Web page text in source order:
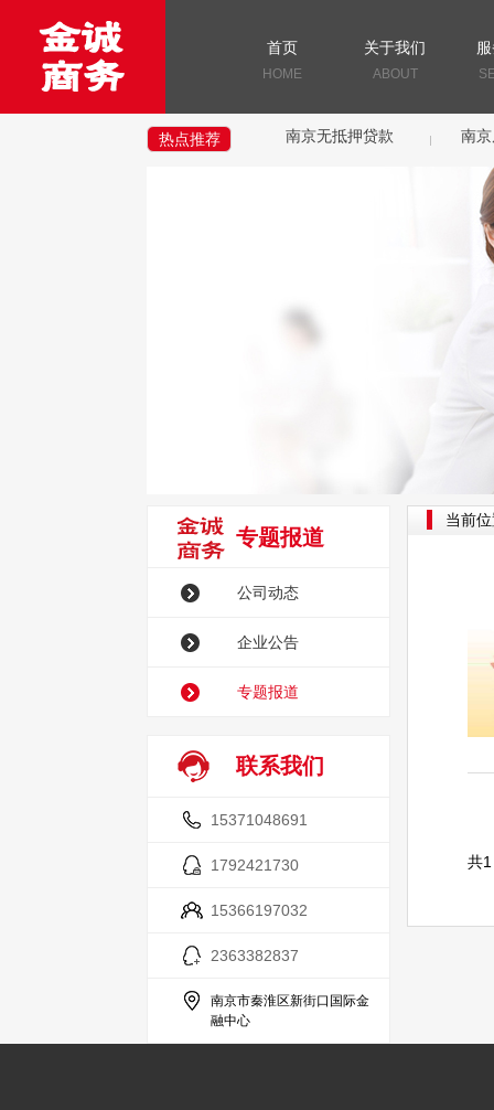
首页
HOME
关于我们
ABOUT
热点推荐 南京无抵押贷款 南
专题报道
公司动态
企业公告
专题报道
联系我们
15371048691
1792421730
15366197032
2363382837
南京市秦淮区新街口国际金
融中心
当前
共